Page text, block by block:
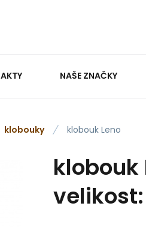
NAŠE ZNAČKY
klobouky klobouk Leno
klobouk
velikost: